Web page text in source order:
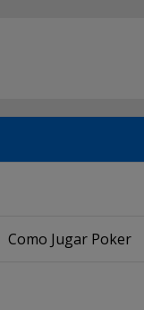
Como Jugar Poker